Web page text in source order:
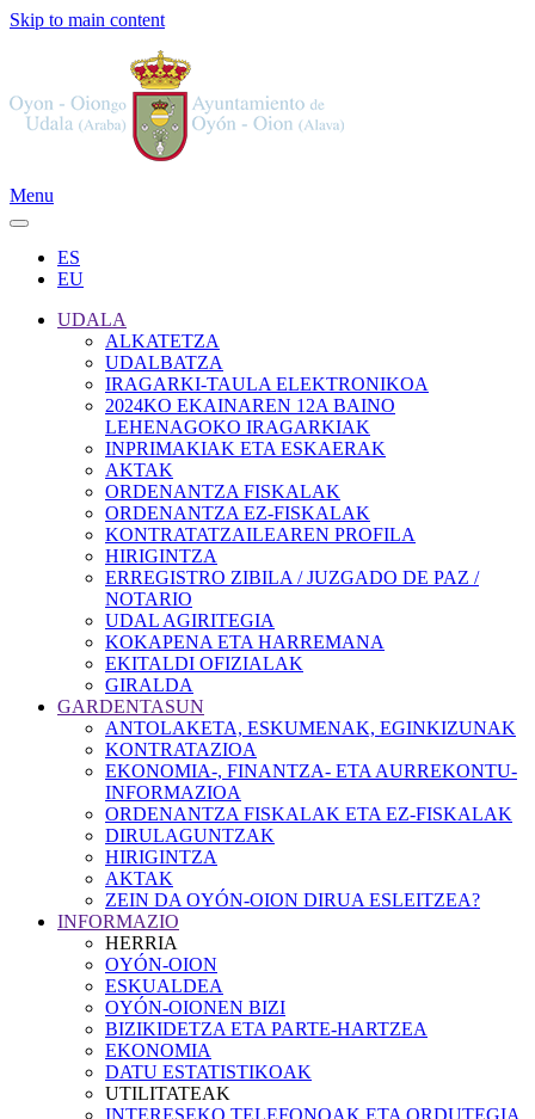
Skip to main content
Menu
ES
EU
UDALA
ALKATETZA
UDALBATZA
IRAGARKI-TAULA ELEKTRONIKOA
2024KO EKAINAREN 12A BAINO
LEHENAGOKO IRAGARKIAK
INPRIMAKIAK ETA ESKAERAK
AKTAK
ORDENANTZA FISKALAK
ORDENANTZA EZ-FISKALAK
KONTRATATZAILEAREN PROFILA
HIRIGINTZA
ERREGISTRO ZIBILA / JUZGADO DE PAZ /
NOTARIO
UDAL AGIRITEGIA
KOKAPENA ETA HARREMANA
EKITALDI OFIZIALAK
GIRALDA
GARDENTASUN
ANTOLAKETA, ESKUMENAK, EGINKIZUNAK
KONTRATAZIOA
EKONOMIA-, FINANTZA- ETA AURREKONTU-
INFORMAZIOA
ORDENANTZA FISKALAK ETA EZ-FISKALAK
DIRULAGUNTZAK
HIRIGINTZA
AKTAK
ZEIN DA OYÓN-OION DIRUA ESLEITZEA?
INFORMAZIO
HERRIA
OYÓN-OION
ESKUALDEA
OYÓN-OIONEN BIZI
BIZIKIDETZA ETA PARTE-HARTZEA
EKONOMIA
DATU ESTATISTIKOAK
UTILITATEAK
INTERESEKO TELEFONOAK ETA ORDUTEGIA